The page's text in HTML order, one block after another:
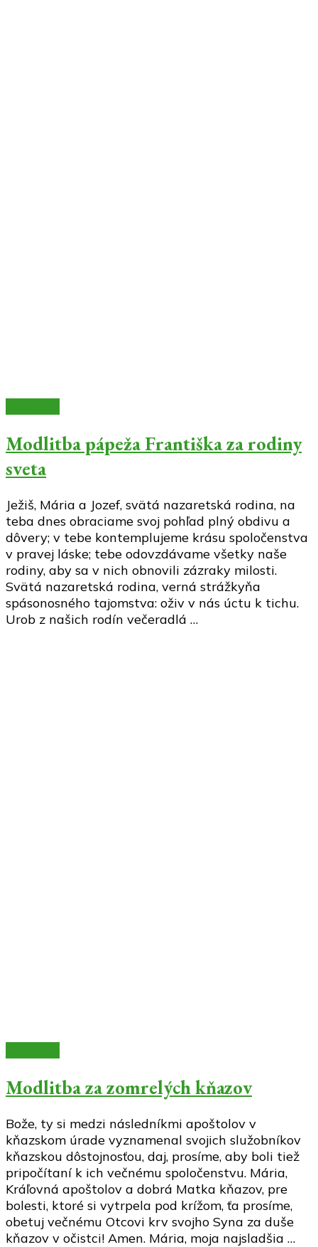
Modlitba pápeža Františka za rodiny
sveta
Ježiš, Mária a Jozef, svätá nazaretská rodina, na
teba dnes obraciame svoj pohľad plný obdivu a
dôvery; v tebe kontemplujeme krásu spoločenstva
v pravej láske; tebe odovzdávame všetky naše
rodiny, aby sa v nich obnovili zázraky milosti.
Svätá nazaretská rodina, verná strážkyňa
spásonosného tajomstva: oživ v nás úctu k tichu.
Urob z našich rodín večeradlá …
Modlitba za zomrelých kňazov
Bože, ty si medzi následníkmi apoštolov v
kňazskom úrade vyznamenal svojich služobníkov
kňazskou dôstojnosťou, daj, prosíme, aby boli tiež
pripočítaní k ich večnému spoločenstvu. Mária,
Kráľovná apoštolov a dobrá Matka kňazov, pre
bolesti, ktoré si vytrpela pod krížom, ťa prosíme,
obetuj večnému Otcovi krv svojho Syna za duše
kňazov v očistci! Amen. Mária, moja najsladšia …